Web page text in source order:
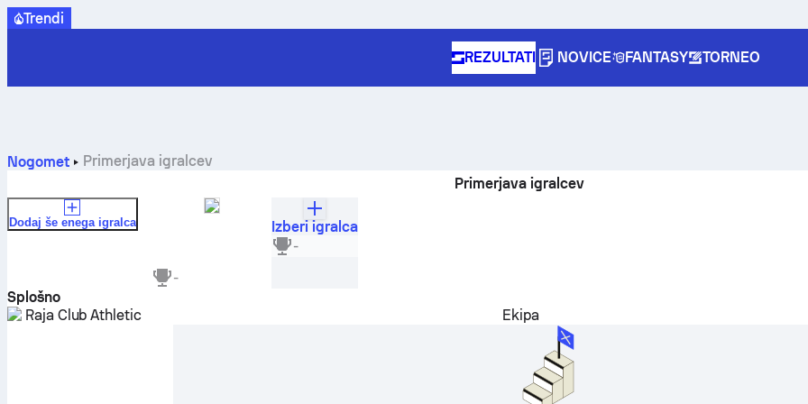
Trendi
REZULTATI NOVICE FANTASY TORNEO
Nogomet
Primerjava igralcev
Primerjava igralcev
Dodaj še enega igralca
-
Izberi igralca
-
Splošno
Raja Club Athletic
Ekipa